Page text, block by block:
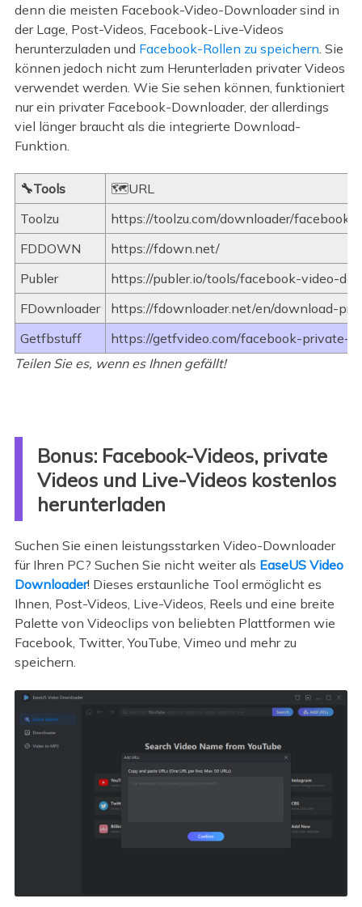
denn die meisten Facebook-Video-Downloader sind in
der Lage, Post-Videos, Facebook-Live-Videos
herunterzuladen und Facebook-Rollen zu speichern . Sie
können jedoch nicht zum Herunterladen privater Videos
verwendet werden. Wie Sie sehen können, funktioniert
nur ein privater Facebook-Downloader, der allerdings
viel länger braucht als die integrierte Download-
Funktion.
🔧Tools
🗺️URL
Toolzu
https://toolzu.com/downloader/facebook/
FDDOWN
https://fdown.net/
Publer
https://publer.io/tools/facebook-video-
FDownloader
https://fdownloader.net/en/download-
Getfbstuff
https://getfvideo.com/facebook-private-
Teilen Sie es, wenn es Ihnen gefällt!
Bonus: Facebook-Videos, private
Videos und Live-Videos kostenlos
herunterladen
Suchen Sie einen leistungsstarken Video-Downloader
für Ihren PC? Suchen Sie nicht weiter als EaseUS Video
Downloader! Dieses erstaunliche Tool ermöglicht es
Ihnen, Post-Videos, Live-Videos, Reels und eine breite
Palette von Videoclips von beliebten Plattformen wie
Facebook, Twitter, YouTube, Vimeo und mehr zu
speichern.